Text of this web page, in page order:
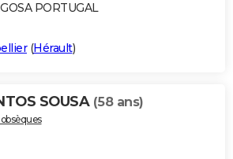
PORTUGAL
(Hérault)
SOUSA (58 ans)